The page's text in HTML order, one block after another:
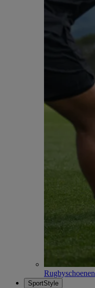
Rugbyschoenen
SportStyle